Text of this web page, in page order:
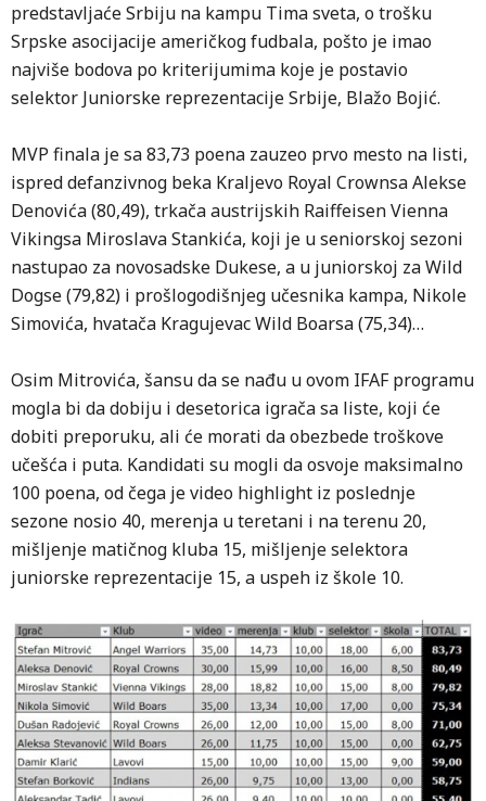
predstavljaće Srbiju na kampu Tima sveta, o trošku
Srpske asocijacije američkog fudbala, pošto je imao
najviše bodova po kriterijumima koje je postavio
selektor Juniorske reprezentacije Srbije, Blažo Bojić.
MVP finala je sa 83,73 poena zauzeo prvo mesto na listi,
ispred defanzivnog beka Kraljevo Royal Crownsa Alekse
Denovića (80,49), trkača austrijskih Raiffeisen Vienna
Vikingsa Miroslava Stankića, koji je u seniorskoj sezoni
nastupao za novosadske Dukese, a u juniorskoj za Wild
Dogse (79,82) i prošlogodišnjeg učesnika kampa, Nikole
Simovića, hvatača Kragujevac Wild Boarsa (75,34)…
Osim Mitrovića, šansu da se nađu u ovom IFAF programu
mogla bi da dobiju i desetorica igrača sa liste, koji će
dobiti preporuku, ali će morati da obezbede troškove
učešća i puta. Kandidati su mogli da osvoje maksimalno
100 poena, od čega je video highlight iz poslednje
sezone nosio 40, merenja u teretani i na terenu 20,
mišljenje matičnog kluba 15, mišljenje selektora
juniorske reprezentacije 15, a uspeh iz škole 10.